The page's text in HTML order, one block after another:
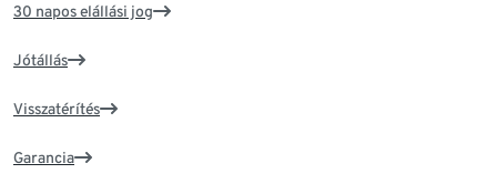
30 napos elállási jog
Jótállás
Visszatérítés
Garancia